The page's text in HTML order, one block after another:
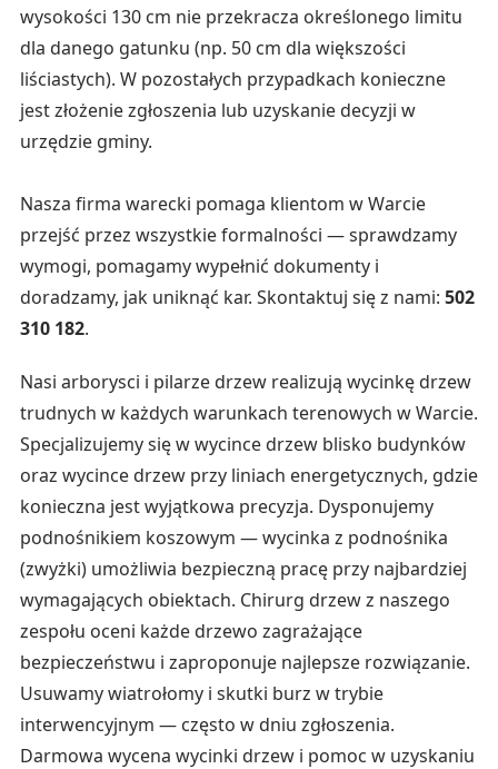
wysokości 130 cm nie przekracza określonego limitu
dla danego gatunku (np. 50 cm dla większości
liściastych). W pozostałych przypadkach konieczne
jest złożenie zgłoszenia lub uzyskanie decyzji w
urzędzie gminy.
Nasza firma warecki pomaga klientom w Warcie
przejść przez wszystkie formalności — sprawdzamy
wymogi, pomagamy wypełnić dokumenty i
doradzamy, jak uniknąć kar. Skontaktuj się z nami: 502
310 182.
Nasi arborysci i pilarze drzew realizują wycinkę drzew
trudnych w każdych warunkach terenowych w Warcie.
Specjalizujemy się w wycince drzew blisko budynków
oraz wycince drzew przy liniach energetycznych, gdzie
konieczna jest wyjątkowa precyzja. Dysponujemy
podnośnikiem koszowym — wycinka z podnośnika
(zwyżki) umożliwia bezpieczną pracę przy najbardziej
wymagających obiektach. Chirurg drzew z naszego
zespołu oceni każde drzewo zagrażające
bezpieczeństwu i zaproponuje najlepsze rozwiązanie.
Usuwamy wiatrołomy i skutki burz w trybie
interwencyjnym — często w dniu zgłoszenia.
Darmowa wycena wycinki drzew i pomoc w uzyskaniu